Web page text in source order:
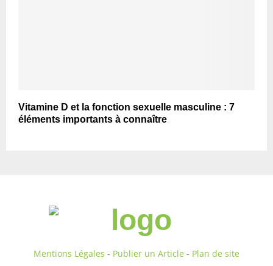
Vitamine D et la fonction sexuelle masculine : 7
éléments importants à connaître
Mentions Légales - Publier un Article - Plan de site